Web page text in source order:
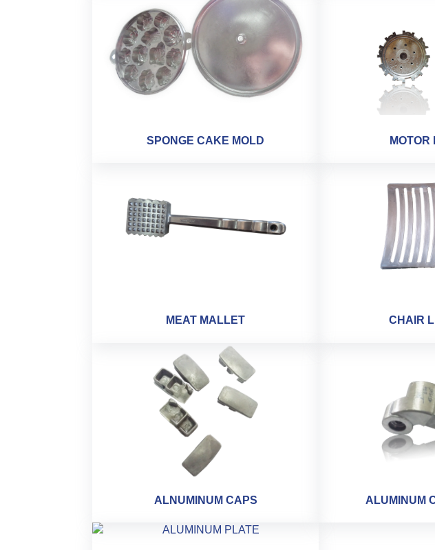
SPONGE CAKE MOLD MOTOR
MEAT MALLET CHAIR
ALNUMINUM CAPS ALUMINUM